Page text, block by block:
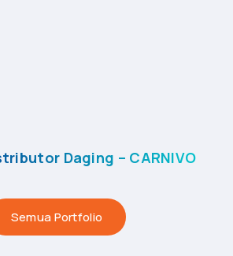
Daging – CARNIVO
Semua Portfolio